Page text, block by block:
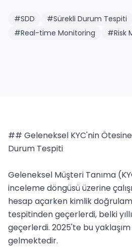
#SDD #Sürekli Durum Tespiti
#Real-time Monitoring #Risk
## Geleneksel KYC'nin
Durum Tespiti
Geleneksel Müşteri Tanıma
inceleme döngüsü üzerine
hesap açarken kimlik
tespitinden geçerlerdi, belki
geçerlerdi. 2025'te bu
gelmektedir.